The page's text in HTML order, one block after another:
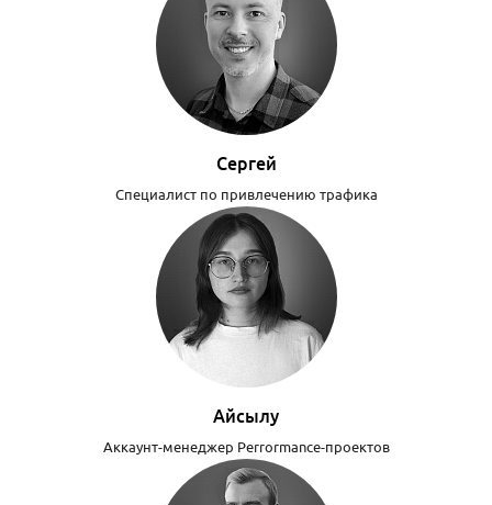
Сергей
Специалист по привлечению трафика
Айсылу
Аккаунт-менеджер Perrormance-проектов